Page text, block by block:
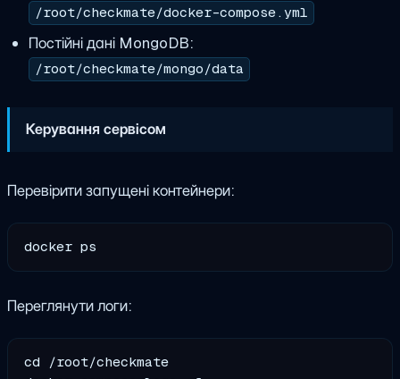
/root/checkmate/docker-compose.yml
Постійні дані MongoDB:
/root/checkmate/mongo/data
Керування сервісом
Перевірити запущені контейнери:
Переглянути логи:
cd /root/checkmate